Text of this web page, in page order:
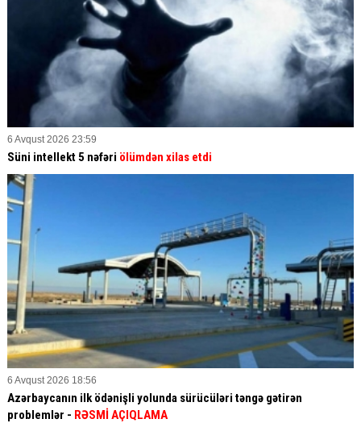
6 Avqust 2026 23:59
Süni intellekt 5 nəfəri ölümdən xilas etdi
6 Avqust 2026 18:56
Azərbaycanın ilk ödənişli yolunda sürücüləri təngə gətirən
problemlər - RƏSMİ AÇIQLAMA